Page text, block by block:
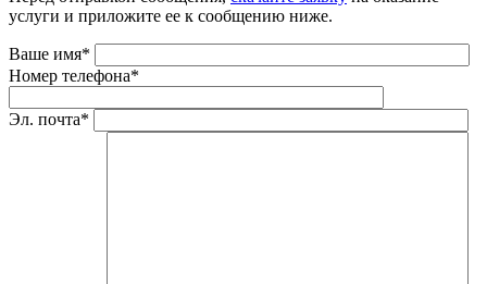
услуги и приложите ее к сообщению ниже.
Ваше имя*
Номер телефона*
Эл. почта*